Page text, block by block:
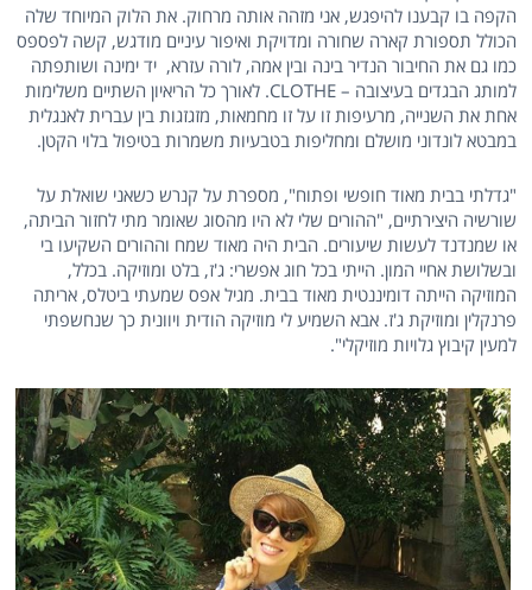
הקפה בו קבענו להיפגש, אני מזהה אותה מרחוק. את הלוק המיוחד שלה
הכולל תספורת קארה שחורה ומדויקת ואיפור עיניים מודגש, קשה לפספס
כמו גם את החיבור הנדיר בינה ובין אמה, לורה עזרא, יד ימינה ושותפתה
למותג הבגדים בעיצובה – CLOTHE. לאורך כל הריאיון השתיים משלימות
אחת את השנייה, מרעיפות זו על זו מחמאות, מזגזגות בין עברית לאנגלית
במבטא לונדוני מושלם ומחליפות בטבעיות משמרות בטיפול בלוי הקטן.
"גדלתי בבית מאוד חופשי ופתוח", מספרת על קנרש כשאני שואלת על
שורשיה היצירתיים, "ההורים שלי לא היו מהסוג שאומר מתי לחזור הביתה,
או שמנדנד לעשות שיעורים. הבית היה מאוד שמח וההורים השקיעו בי
ובשלושת אחיי המון. הייתי בכל חוג אפשרי: ג'ז, בלט ומוזיקה. בכלל,
המוזיקה הייתה דומיננטית מאוד בבית. מגיל אפס שמעתי ביטלס, אריתה
פרנקלין ומוזיקת ג'ז. אבא השמיע לי מוזיקה הודית ויוונית כך שנחשפתי
למעין קיבוץ גלויות מוזיקלי".